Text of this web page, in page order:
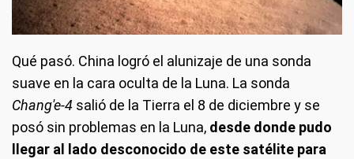
Qué pasó. China logró el alunizaje de una sonda
suave en la cara oculta de la Luna. La sonda
Chang'e-4 salió de la Tierra el 8 de diciembre y se
posó sin problemas en la Luna, desde donde pudo
llegar al lado desconocido de este satélite para